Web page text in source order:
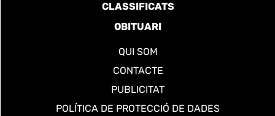
CLASSIFICATS
OBITUARI
QUI SOM
CONTACTE
PUBLICITAT
POLÍTICA DE PROTECCIÓ DE DADES